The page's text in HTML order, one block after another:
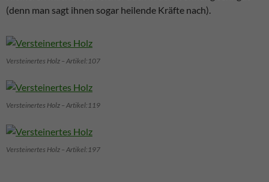
(denn man sagt ihnen sogar heilende Kräfte nach).
Versteinertes Holz – Artikel:107
Versteinertes Holz – Artikel:119
Versteinertes Holz – Artikel:197